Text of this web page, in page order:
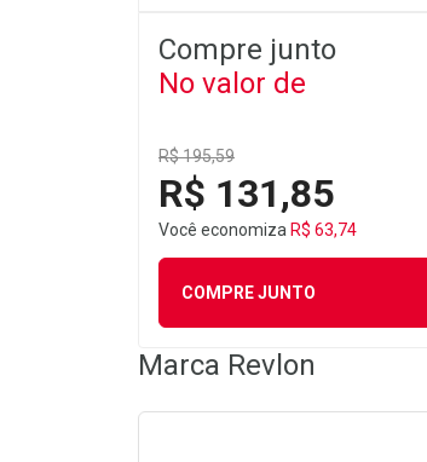
Compre junto
No valor de
R$ 195,59
R$ 131,85
Você economiza R$ 63,74
COMPRE JUNTO
Marca Revlon